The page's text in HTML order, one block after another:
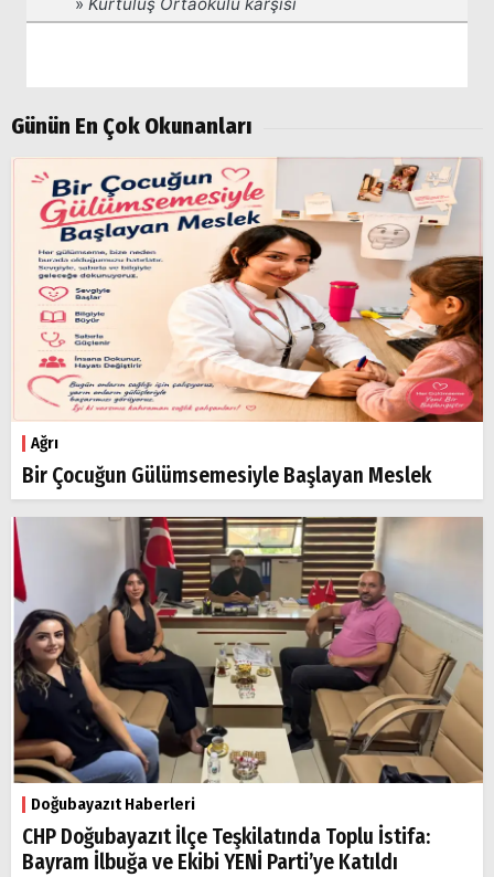
Günün En Çok Okunanları
Ağrı
Bir Çocuğun Gülümsemesiyle Başlayan Meslek
Doğubayazıt Haberleri
CHP Doğubayazıt İlçe Teşkilatında Toplu İstifa:
Bayram İlbuğa ve Ekibi YENİ Parti’ye Katıldı
Aramalar: